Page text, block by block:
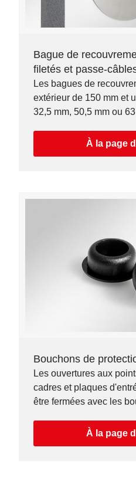
Bague de
filetés et passe-
Les bagues de
extérieur de 150 mm et
32,5 mm, 50,5 mm ou
presse-étoupes.À la page
Bouchons de
Les ouvertures aux
cadres et plaques
être fermées avec les
À la page